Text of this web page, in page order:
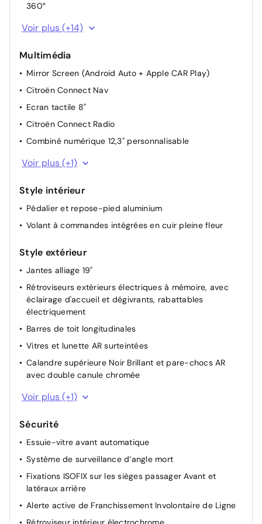
360°
Suspensions avec Butées Hydrauliques Progressives
Réglage lombaire électropneumatique du siège
conducteur
Advanced Traction Control
Pare-brise chauffant
Accès et démarrage mains libres
Miroirs de courtoisie éclairés
Start & Stop
Direction à assistance électrique
Plafonnier AV/AR
Filtre à pollen
Eclairage des caves à pied AV
Voir plus (+14)
Multimédia
Mirror Screen (Android Auto + Apple CAR Play)
Citroën Connect Nav
Ecran tactile 8"
Citroën Connect Radio
Combiné numérique 12,3'' personnalisable
2 Prises USB
Voir plus (+1)
Style intérieur
Pédalier et repose-pied aluminium
Volant à commandes intégrées en cuir pleine fleur
Style extérieur
Jantes alliage 19"
Rétroviseurs extérieurs électriques à mémoire, avec
éclairage d'accueil et dégivrants, rabattables
électriquement
Barres de toit longitudinales
Vitres et lunette AR surteintées
Calandre supérieure Noir Brillant et pare-chocs AR
avec double canule chromée
Poignées de portes extérieures couleur caisse
Voir plus (+1)
Sécurité
Essuie-vitre avant automatique
Système de surveillance d’angle mort
Fixations ISOFIX sur les sièges passager Avant et
latéraux arrière
Alerte active de Franchissement Involontaire de Ligne